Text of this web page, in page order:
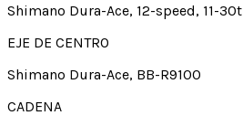
Shimano Dura-Ace, 12-speed, 11-30t
EJE DE CENTRO
Shimano Dura-Ace, BB-R9100
CADENA